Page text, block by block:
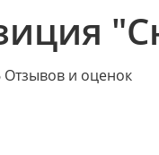
Отзывов и оценок